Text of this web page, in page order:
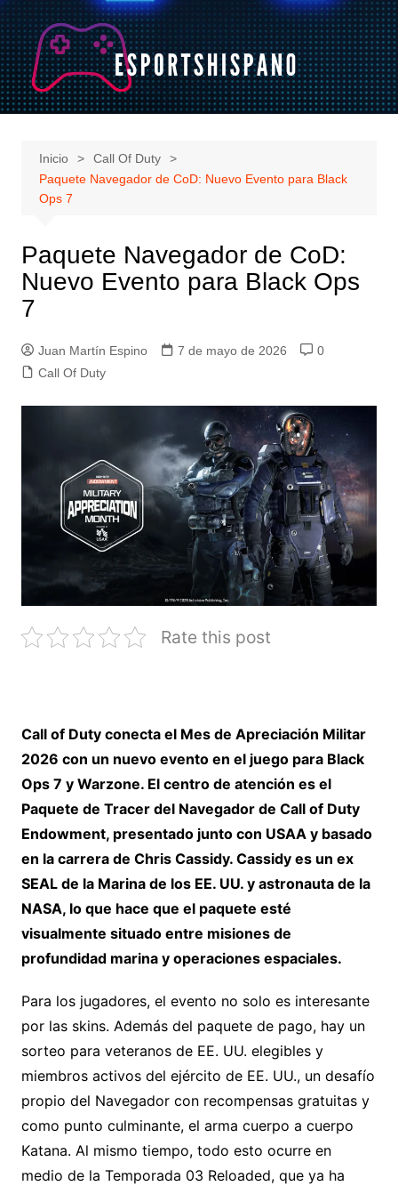
Saltar
al
contenido
Inicio
Call Of Duty
Paquete Navegador de CoD: Nuevo Evento para Black
Ops 7
Paquete Navegador de CoD:
Nuevo Evento para Black Ops
7
Juan Martín Espino 7 de mayo de 2026
0
Call Of Duty
Rate this post
Call of Duty conecta el Mes de Apreciación Militar
2026 con un nuevo evento en el juego para Black
Ops 7 y Warzone. El centro de atención es el
Paquete de Tracer del Navegador de Call of Duty
Endowment, presentado junto con USAA y basado
en la carrera de Chris Cassidy. Cassidy es un ex
SEAL de la Marina de los EE. UU. y astronauta de la
NASA, lo que hace que el paquete esté
visualmente situado entre misiones de
profundidad marina y operaciones espaciales.
Para los jugadores, el evento no solo es interesante
por las skins. Además del paquete de pago, hay un
sorteo para veteranos de EE. UU. elegibles y
miembros activos del ejército de EE. UU., un desafío
propio del Navegador con recompensas gratuitas y
como punto culminante, el arma cuerpo a cuerpo
Katana. Al mismo tiempo, todo esto ocurre en
medio de la Temporada 03 Reloaded, que ya ha